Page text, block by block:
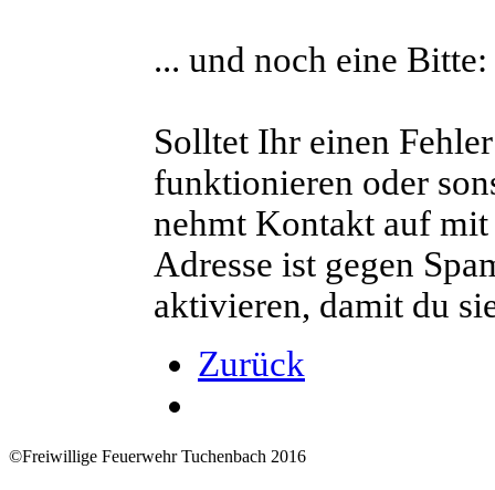
... und noch eine Bitte:
Solltet Ihr einen
funktionieren oder
nehmt Kontakt auf
Adresse ist gegen
aktivieren, damit du
Zurück
©Freiwillige Feuerwehr Tuchenbach 2016